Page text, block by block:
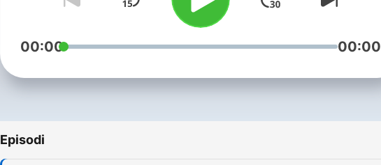
00:00 00:00
Episodi